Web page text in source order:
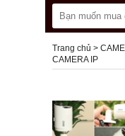
Trang chủ
CAMERA IP